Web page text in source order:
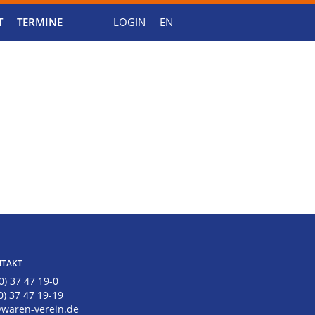
TERMINE LOGIN EN
37 47 19-0
37 47 19-19
verein.de